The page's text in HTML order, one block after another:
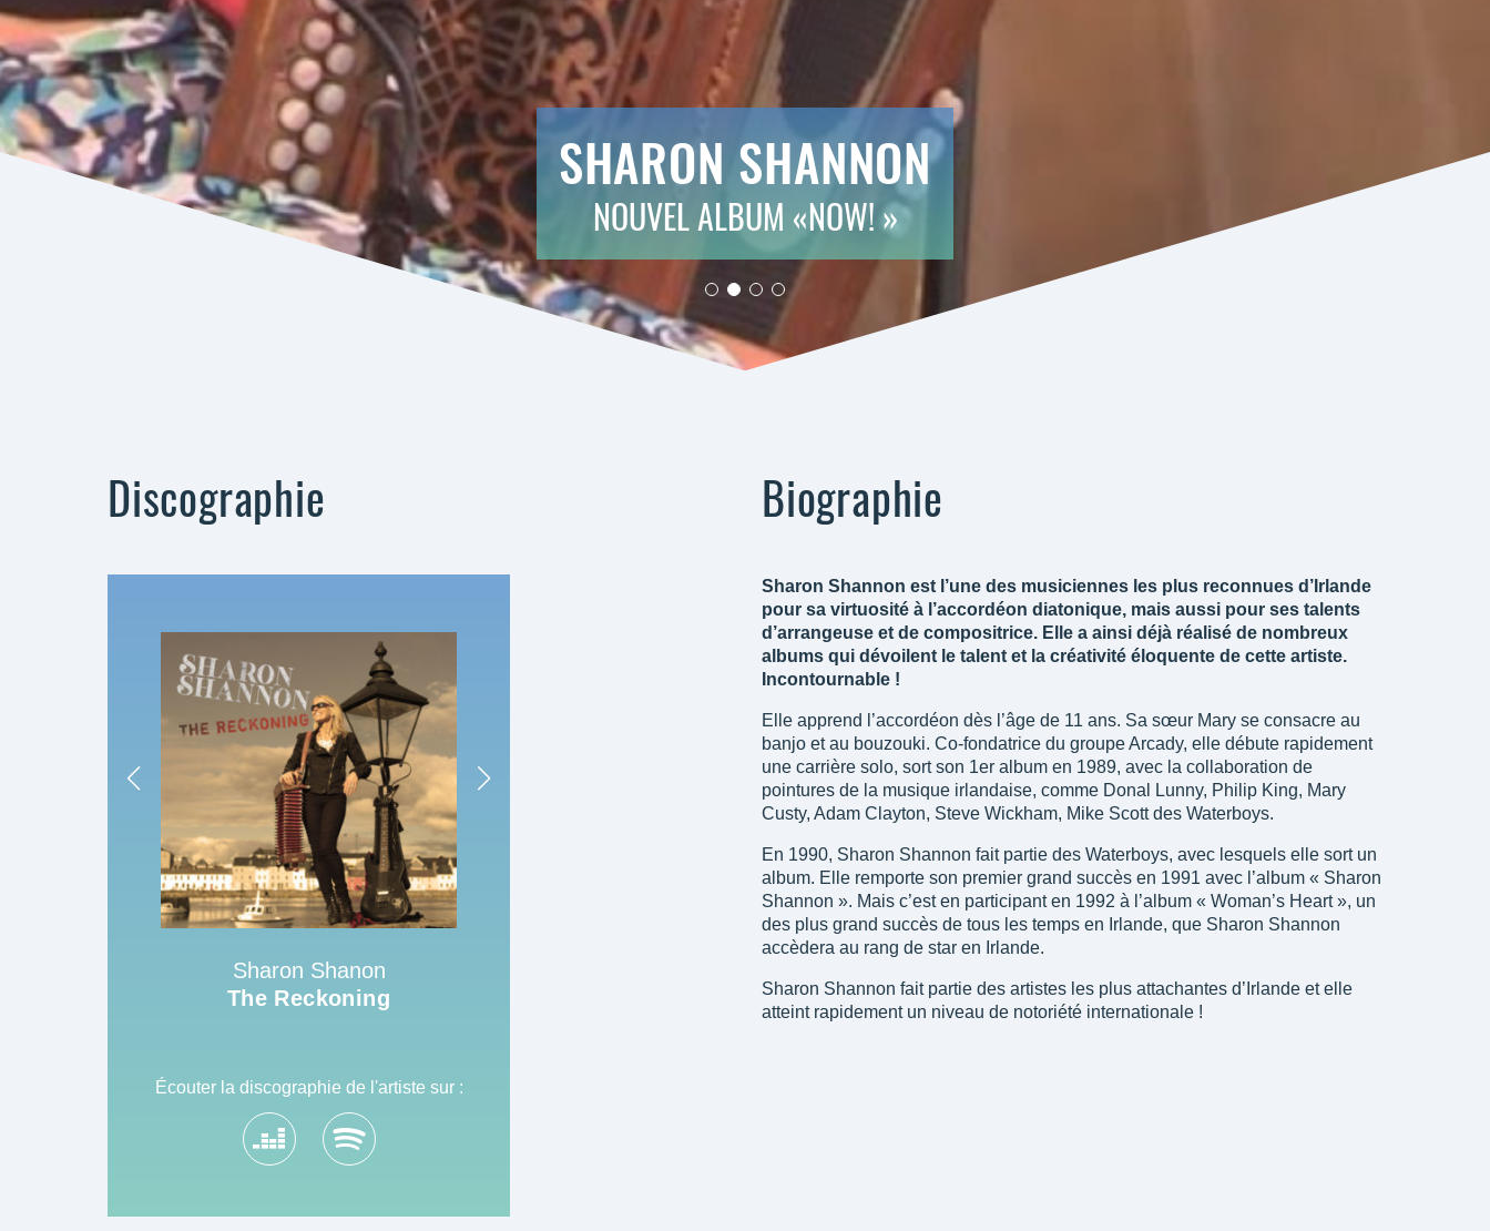
SHARON SHANNON
NOUVEL ALBUM «NOW! »
Discographie
Sharon Shanon
The Reckoning
Sacred Earth (2017)
Libertango (2003)
The
Écouter la discographie de l'artiste sur :
Biographie
Sharon Shannon est l’une des musiciennes les plus reconnues d’Irlande
pour sa virtuosité à l’accordéon diatonique, mais aussi pour ses talents
d’arrangeuse et de compositrice. Elle a ainsi déjà réalisé de nombreux
albums qui dévoilent le talent et la créativité éloquente de cette artiste.
Incontournable !
Elle apprend l’accordéon dès l’âge de 11 ans. Sa sœur Mary se consacre au
banjo et au bouzouki. Co-fondatrice du groupe Arcady, elle débute rapidement
une carrière solo, sort son 1er album en 1989, avec la collaboration de
pointures de la musique irlandaise, comme Donal Lunny, Philip King, Mary
Custy, Adam Clayton, Steve Wickham, Mike Scott des Waterboys.
En 1990, Sharon Shannon fait partie des Waterboys, avec lesquels elle sort un
album. Elle remporte son premier grand succès en 1991 avec l’album « Sharon
Shannon ». Mais c’est en participant en 1992 à l’album « Woman’s Heart », un
des plus grand succès de tous les temps en Irlande, que Sharon Shannon
accèdera au rang de star en Irlande.
Sharon Shannon fait partie des artistes les plus attachantes d’Irlande et elle
atteint rapidement un niveau de notoriété internationale !